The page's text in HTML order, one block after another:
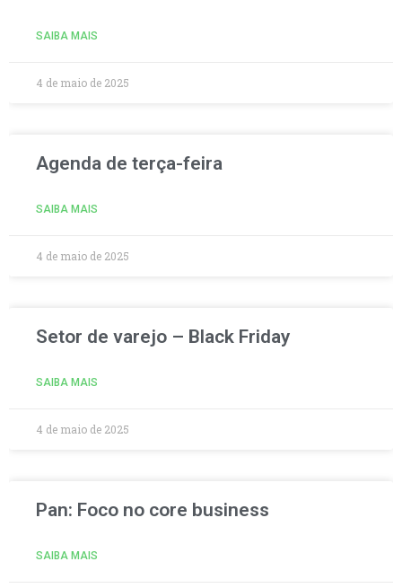
SAIBA MAIS
4 de maio de 2025
Agenda de terça-feira
SAIBA MAIS
4 de maio de 2025
Setor de varejo – Black Friday
SAIBA MAIS
4 de maio de 2025
Pan: Foco no core business
SAIBA MAIS